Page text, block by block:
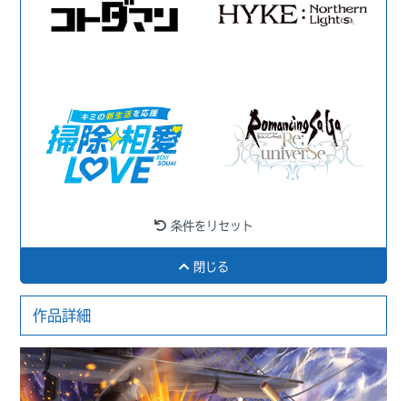
条件をリセット
閉じる
作品詳細